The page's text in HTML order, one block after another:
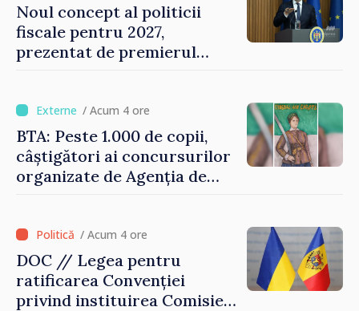
Noul concept al politicii
fiscale pentru 2027,
prezentat de premierul
investițiile, taxăm viciile și
echilibrăm taxarea
consumului”
/ Acum 4 ore
BTA: Peste 1.000 de copii,
câștigători ai concursurilor
organizate de Agenția de
/ Acum 4 ore
DOC // Legea pentru
ratificarea Convenției
privind instituirea Comisiei